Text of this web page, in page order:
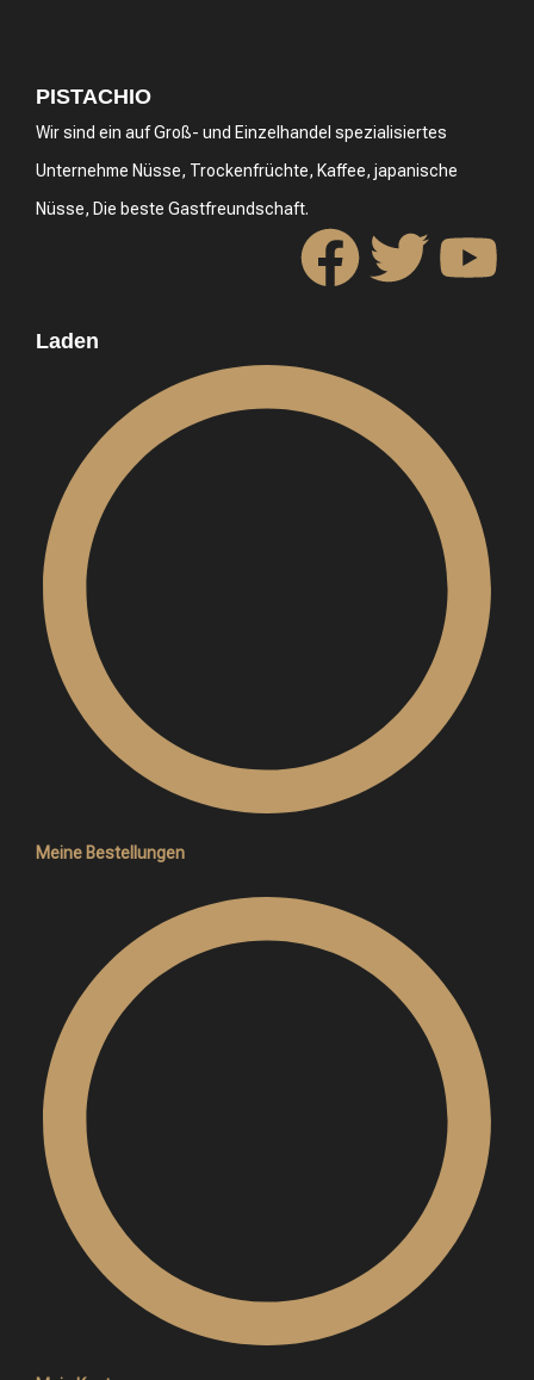
PISTACHIO
Wir sind ein auf Groß- und Einzelhandel spezialisiertes
Unternehme Nüsse, Trockenfrüchte, Kaffee, japanische
Nüsse, Die beste Gastfreundschaft.
Laden
Meine Bestellungen